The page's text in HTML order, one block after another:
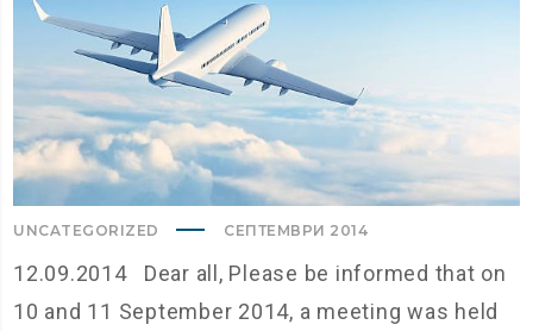
UNCATEGORIZED СЕПТЕМВРИ 2014
12.09.2014 Dear all, Please be informed that on
10 and 11 September 2014, a meeting was held